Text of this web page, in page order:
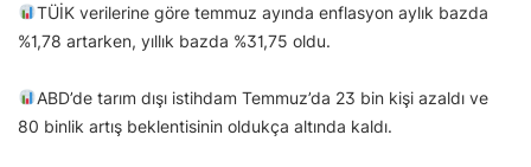
TÜİK verilerine göre temmuz ayında enflasyon aylık bazda
%1,78 artarken, yıllık bazda %31,75 oldu.
ABD’de tarım dışı istihdam Temmuz’da 23 bin kişi azaldı ve
80 binlik artış beklentisinin oldukça altında kaldı.